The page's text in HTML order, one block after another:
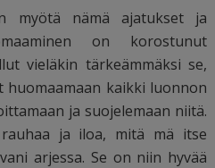
myötä nämä ajatukset ja
on korostunut
vieläkin tärkeämmäksi se,
huomaamaan kaikki luonnon
ja suojelemaan niitä.
ja iloa, mitä mä itse
arjessa. Se on niin hyvää